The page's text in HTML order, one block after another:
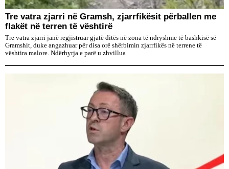
Tre vatra zjarri në Gramsh, zjarrfikësit përballen me
flakët në terren të vështirë
Tre vatra zjarri janë regjistruar gjatë ditës në zona të ndryshme të bashkisë së
Gramshit, duke angazhuar për disa orë shërbimin zjarrfikës në terrene të
vështira malore. Ndërhyrja e parë u zhvillua